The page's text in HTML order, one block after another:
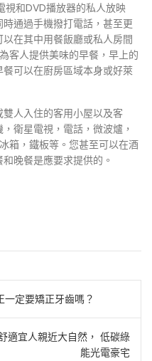
視和DVD播放器的私人放映
通過手機撥打電話，甚至更
在其中用餐飯廳或私人房間
客人提供美味的早餐，早上的
可以在廚房區域本身或好萊
人入住的客用小屋以及客
衛星電視，電話，微波爐，
箱，鐵板等。您甚至可以在酒
晚餐是應要求提供的。
定要矯正牙齒嗎？
適宜人親近大自然， 低碳綠
能光電豪宅